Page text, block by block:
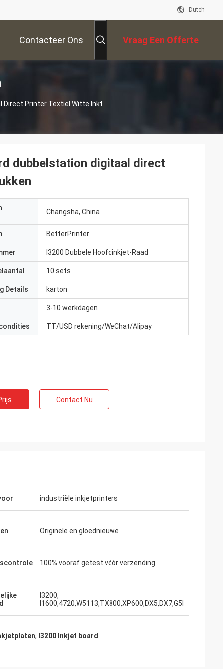
Dutch
Contacteer Ons Vraag Een Offerte
Direct Printer Textiel Witte Inkt
dubbelstation digitaal direct
Changsha, China
BetterPrinter
I3200 Dubbele Hoofdinkjet-Raad
10 sets
Details karton
3-10 werkdagen
TT/USD rekening/WeChat/Alipay
Contact Nu
industriële inkjetprinters
Originele en gloednieuwe
100% vooraf getest vóór verzending
I3200,
I1600,4720,W5113,TX800,XP600,DX5,DX7,G5I
, I3200 Inkjet board